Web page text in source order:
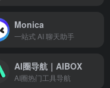
Monica
一站式 AI 聊天助手
AI圈导航｜AIBOX
AI圈热门工具导航